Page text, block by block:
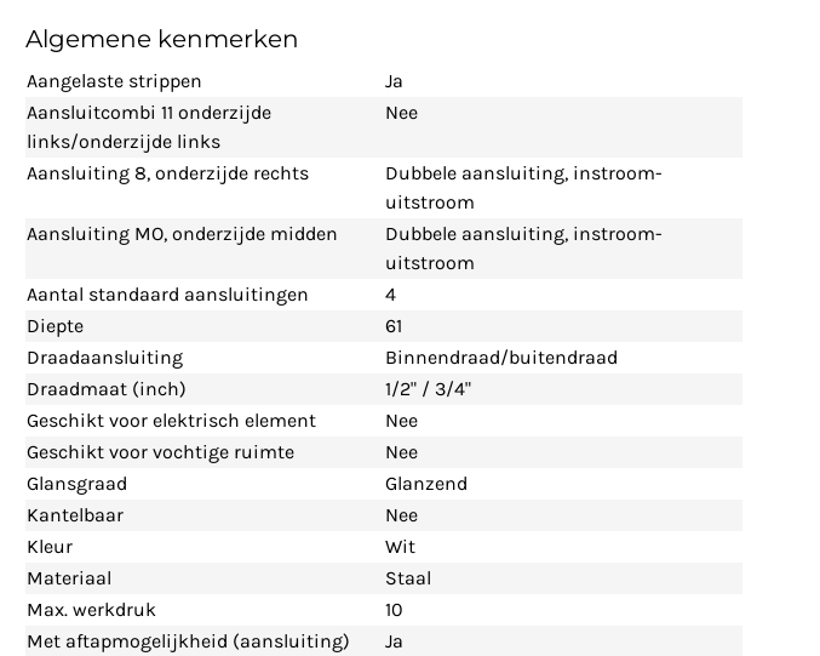
Algemene kenmerken
Aangelaste strippen
Ja
Aansluitcombi 11 onderzijde
links/onderzijde links
Nee
Aansluiting 8, onderzijde rechts
Dubbele aansluiting, instroom-
uitstroom
Aansluiting MO, onderzijde midden
Dubbele aansluiting, instroom-
uitstroom
Aantal standaard aansluitingen
4
Diepte
61
Draadaansluiting
Binnendraad/buitendraad
Draadmaat (inch)
1/2" / 3/4"
Geschikt voor elektrisch element
Nee
Geschikt voor vochtige ruimte
Nee
Glansgraad
Glanzend
Kantelbaar
Nee
Kleur
Wit
Materiaal
Staal
Max. werkdruk
10
Met aftapmogelijkheid (aansluiting)
Ja